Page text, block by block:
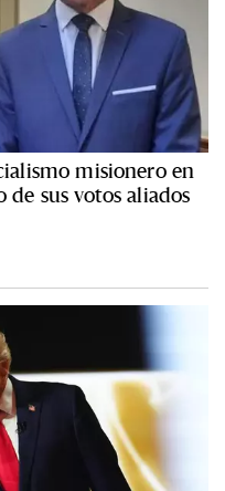
misionero en
sus votos aliados